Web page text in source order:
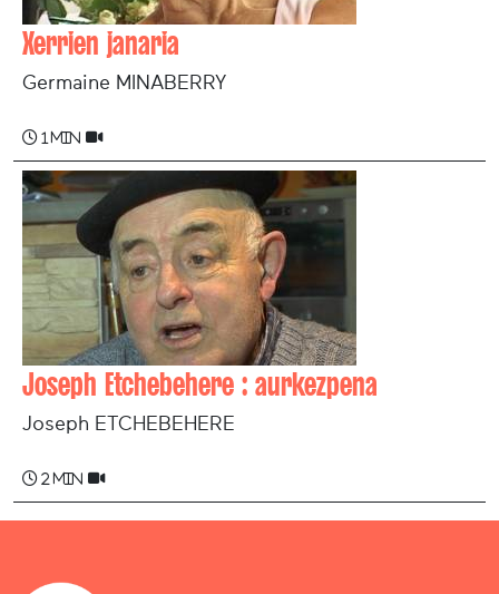
Xerrien janaria
Germaine MINABERRY
1 min
Joseph Etchebehere : aurkezpena
Joseph ETCHEBEHERE
2 min